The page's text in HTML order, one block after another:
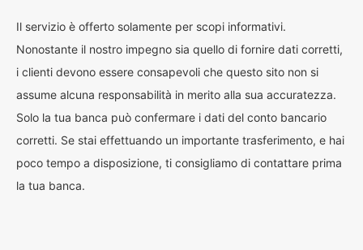
Il servizio è offerto solamente per scopi informativi.
Nonostante il nostro impegno sia quello di fornire dati corretti,
i clienti devono essere consapevoli che questo sito non si
assume alcuna responsabilità in merito alla sua accuratezza.
Solo la tua banca può confermare i dati del conto bancario
corretti. Se stai effettuando un importante trasferimento, e hai
poco tempo a disposizione, ti consigliamo di contattare prima
la tua banca.